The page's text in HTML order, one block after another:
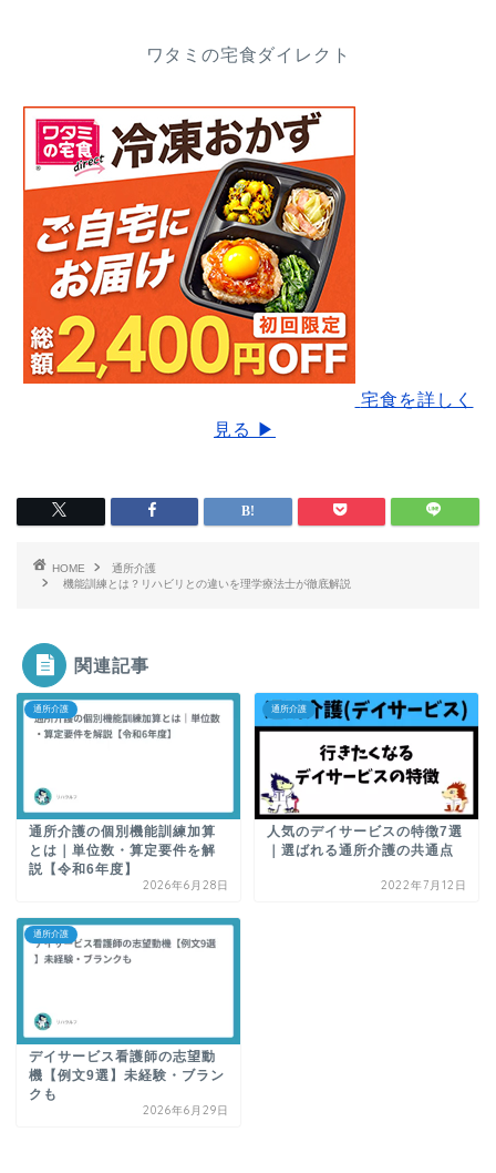
ワタミの宅食ダイレクト
宅食を詳しく
見る ▶
HOME
通所介護
機能訓練とは？リハビリとの違いを理学療法士が徹底解説
関連記事
通所介護
通所介護の個別機能訓練加算
とは｜単位数・算定要件を解
説【令和6年度】
2026年6月28日
通所介護
人気のデイサービスの特徴7選
｜選ばれる通所介護の共通点
2022年7月12日
通所介護
デイサービス看護師の志望動
機【例文9選】未経験・ブラン
クも
2026年6月29日